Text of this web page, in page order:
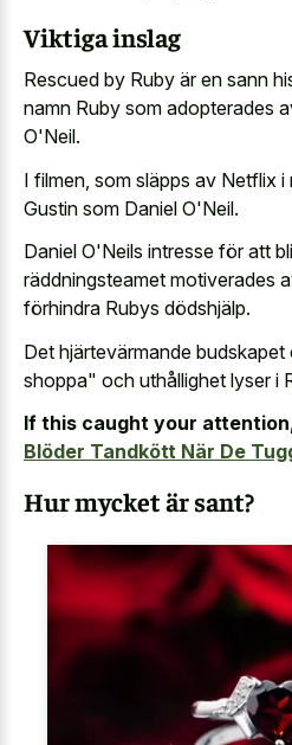
Viktiga inslag
Rescued by Ruby är en sann
namn Ruby som adopterades
O'Neil.
I filmen, som släpps av Netflix
Gustin som Daniel O'Neil.
Daniel O'Neils intresse för att
räddningsteamet motiverades
förhindra Rubys dödshjälp.
Det hjärtevärmande
shoppa" och uthållighet lyser i
If this caught your
Blöder Tandkött När De
Hur mycket är sant?